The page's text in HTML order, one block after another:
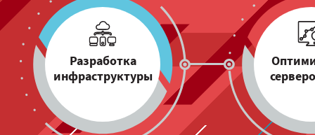
Разработка
инфраструктуры